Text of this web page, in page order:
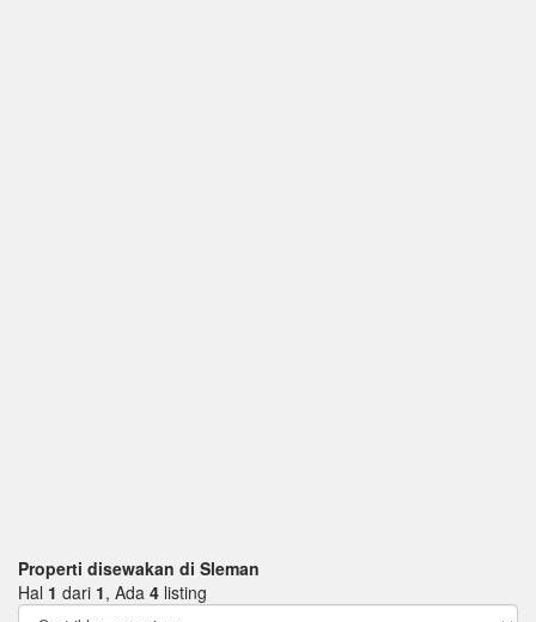
Properti disewakan di Sleman
Hal 1 dari 1, Ada 4 listing